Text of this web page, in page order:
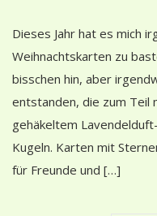
Dieses Jahr hat es mich
Weihnachtskarten zu
bisschen hin, aber
entstanden, die zum Teil
gehäkeltem
Kugeln. Karten mit
für Freunde und […]